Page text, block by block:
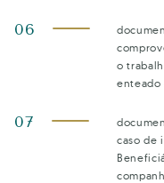
o
enteado
caso de